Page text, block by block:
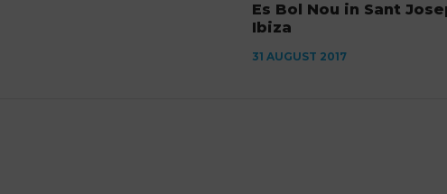
Es Bol Nou in Sant
Ibiza
31 AUGUST 2017